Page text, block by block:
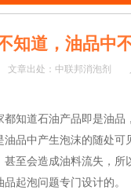
知道，油品中
文章出处：中联邦消泡剂
道石油产品即是油品
油品中产生泡沫的随处
甚至会造成油料流失，
品起泡问题专门设计的。